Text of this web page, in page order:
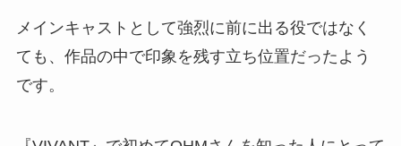
メインキャストとして強烈に前に出る役ではなく
ても、作品の中で印象を残す立ち位置だったよう
です。